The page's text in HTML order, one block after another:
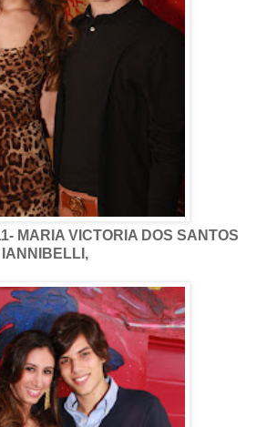
VICTORIA DOS SANTOS